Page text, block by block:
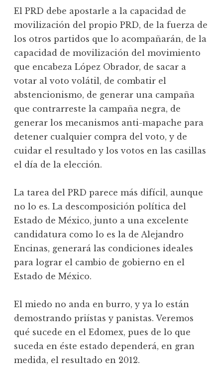
El PRD debe apostarle a la capacidad de
movilización del propio PRD, de la fuerza de
los otros partidos que lo acompañarán, de la
capacidad de movilización del movimiento
que encabeza López Obrador, de sacar a
votar al voto volátil, de combatir el
abstencionismo, de generar una campaña
que contrarreste la campaña negra, de
generar los mecanismos anti-mapache para
detener cualquier compra del voto, y de
cuidar el resultado y los votos en las casillas
el día de la elección.
La tarea del PRD parece más difícil, aunque
no lo es. La descomposición política del
Estado de México, junto a una excelente
candidatura como lo es la de Alejandro
Encinas, generará las condiciones ideales
para lograr el cambio de gobierno en el
Estado de México.
El miedo no anda en burro, y ya lo están
demostrando priístas y panistas. Veremos
qué sucede en el Edomex, pues de lo que
suceda en éste estado dependerá, en gran
medida, el resultado en 2012.